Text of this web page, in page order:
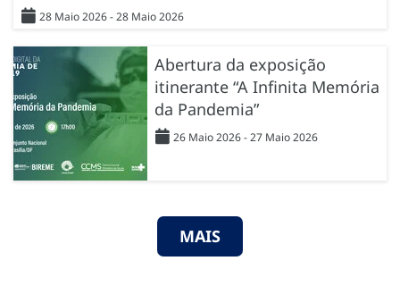
28 Maio 2026 - 28 Maio 2026
Abertura da exposição
itinerante “A Infinita Memória
da Pandemia”
26 Maio 2026 - 27 Maio 2026
MAIS